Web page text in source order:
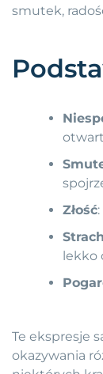
smutek,
Złość
Strach
lekko
Te ekspresje
okazywania